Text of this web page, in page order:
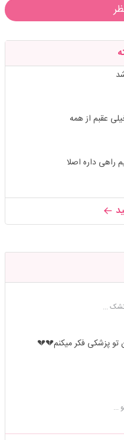
عقبم از همه
راهی داره اصلا
...
پزشکی فکر میکنم💔💔
...